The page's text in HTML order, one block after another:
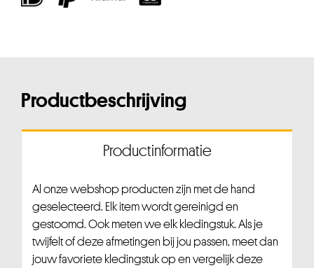
Productbeschrijving
Productinformatie
Al onze webshop producten zijn met de hand
geselecteerd. Elk item wordt gereinigd en
gestoomd. Ook meten we elk kledingstuk. Als je
twijfelt of deze afmetingen bij jou passen, meet dan
jouw favoriete kledingstuk op en vergelijk deze